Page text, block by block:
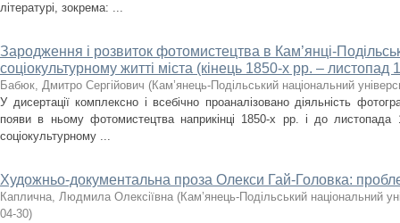
літературі, зокрема: ...
Зародження і розвиток фотомистецтва в Кам’янці-
соціокультурному житті міста (кінець 1850-х рр. – листопад
Бабюк, Дмитро Сергійович (Кам’янець-Подільський національний
У дисертації комплексно і всебічно проаналізовано діяльність
появи в ньому фотомистецтва наприкінці 1850-х рр. і до
соціокультурному ...
Художньо-документальна проза Олекси Гай-Головка:
Каплична, Людмила Олексіївна (Кам’янець-Подільський національний
04-30)